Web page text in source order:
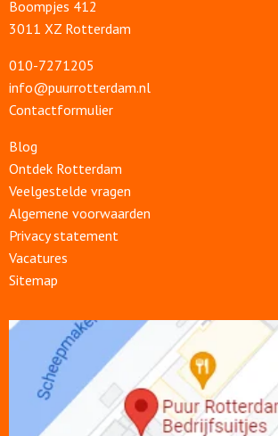
Boompjes 412
3011 XZ Rotterdam
010-7271205
info@puurrotterdam.nl
Contactformulier
Blog
Ontdek Rotterdam
Veelgestelde vragen
Algemene voorwaarden
Privacy statement
Vacatures
Sitemap
Open